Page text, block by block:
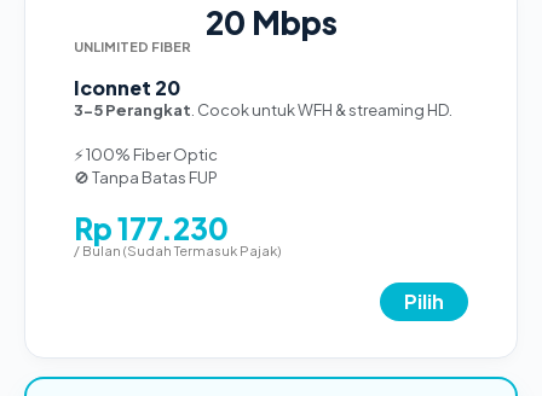
20 Mbps
UNLIMITED FIBER
Iconnet 20
3-5 Perangkat . Cocok untuk WFH & streaming HD.
⚡ 100% Fiber Optic
🚫 Tanpa Batas FUP
Rp 177.230
/ Bulan (Sudah Termasuk Pajak)
Pilih